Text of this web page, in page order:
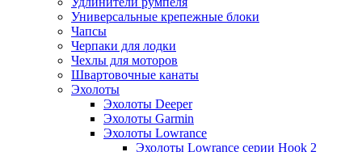
Универсальные крепежные блоки
Чапсы
Черпаки для лодки
Чехлы для моторов
Швартовочные канаты
Эхолоты
Эхолоты Deeper
Эхолоты Garmin
Эхолоты Lowrance
Эхолоты Lowrance серии Hook 2